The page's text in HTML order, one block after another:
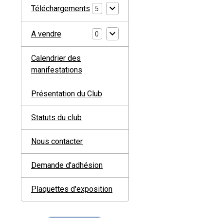
Téléchargements 5
A vendre 0
Calendrier des
manifestations
Présentation du Club
Statuts du club
Nous contacter
Demande d'adhésion
Plaquettes d'exposition